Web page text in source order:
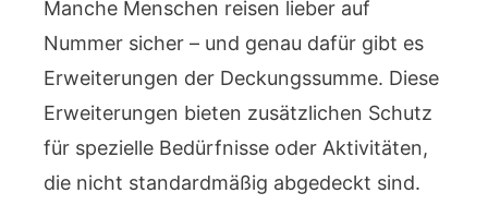
Manche Menschen reisen lieber auf
Nummer sicher – und genau dafür gibt es
Erweiterungen der Deckungssumme. Diese
Erweiterungen bieten zusätzlichen Schutz
für spezielle Bedürfnisse oder Aktivitäten,
die nicht standardmäßig abgedeckt sind.